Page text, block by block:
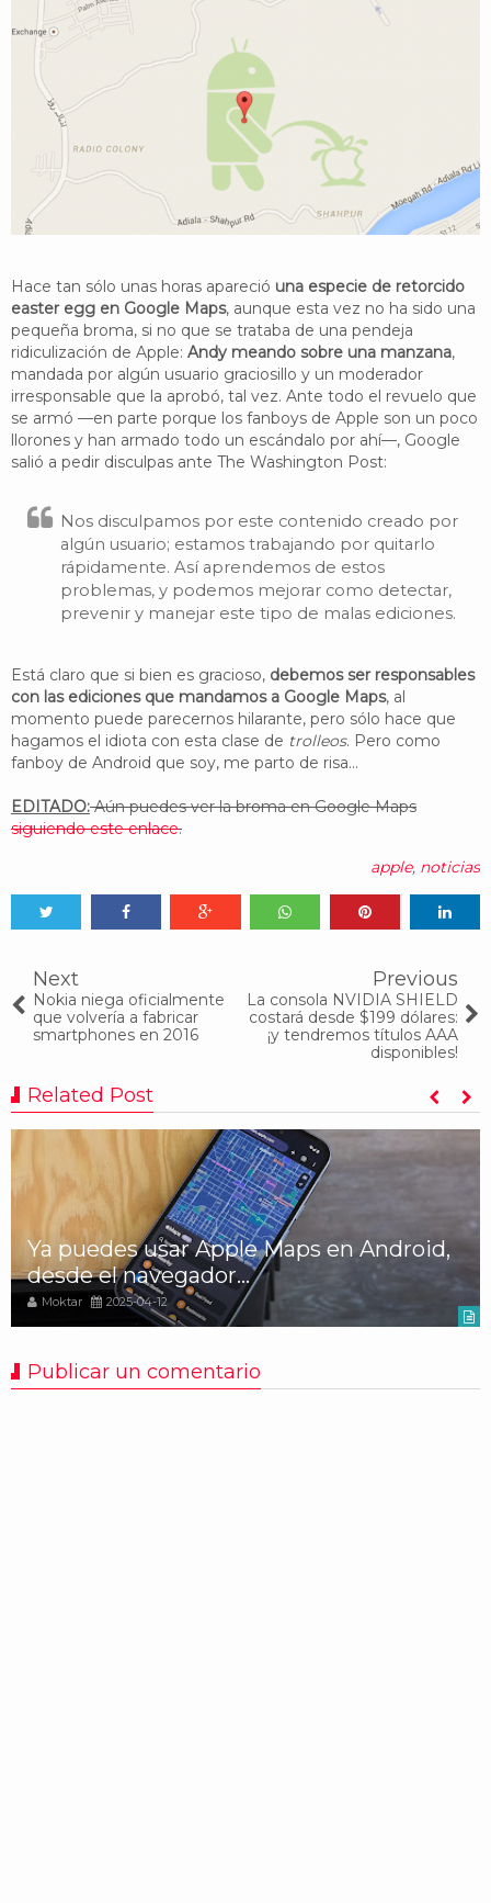
Hace tan sólo unas horas apareció una especie de retorcido
easter egg en Google Maps, aunque esta vez no ha sido una
pequeña broma, si no que se trataba de una pendeja
ridiculización de Apple: Andy meando sobre una manzana,
mandada por algún usuario graciosillo y un moderador
irresponsable que la aprobó, tal vez. Ante todo el revuelo que
se armó —en parte porque los fanboys de Apple son un poco
llorones y han armado todo un escándalo por ahí—, Google
salió a pedir disculpas ante The Washington Post:
Nos disculpamos por este contenido creado por
algún usuario; estamos trabajando por quitarlo
rápidamente. Así aprendemos de estos
problemas, y podemos mejorar como detectar,
prevenir y manejar este tipo de malas ediciones.
Está claro que si bien es gracioso, debemos ser responsables
con las ediciones que mandamos a Google Maps, al
momento puede parecernos hilarante, pero sólo hace que
hagamos el idiota con esta clase de trolleos. Pero como
fanboy de Android que soy, me parto de risa...
EDITADO:Aún puedes ver la broma en Google Maps
siguiendo este enlace.
apple, noticias
Next
Nokia niega oficialmente
que volvería a fabricar
smartphones en 2016
Previous
La consola NVIDIA SHIELD
costará desde $199 dólares:
¡y tendremos títulos AAA
disponibles!
Related Post
Ya puedes usar Apple Maps en Android,
desde el navegador...
Moktar 2025-04-12
Publicar un comentario
YouTube
Twitter